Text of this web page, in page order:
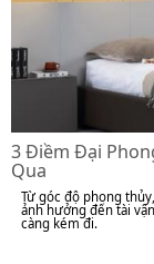
3 Điềm Đại
Qua
Từ góc độ phong
ảnh hưởng đến tài
càng kém đi.